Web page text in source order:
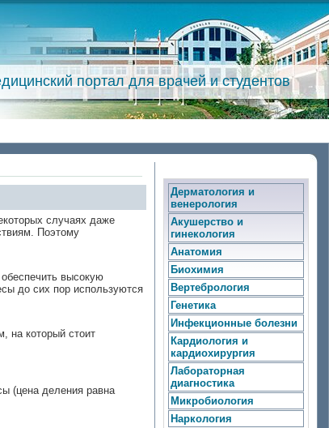
портал для врачей и студентов
случаях даже
Поэтому
высокую
до сих пор используются
на который стоит
(цена деления равна
Дерматология и
венерология
Акушерство и
гинекология
Анатомия
Биохимия
Вертебрология
Генетика
Инфекционные болезни
Кардиология и
кардиохирургия
Лабораторная
диагностика
Микробиология
Наркология